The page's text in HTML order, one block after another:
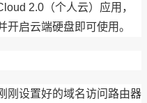
2.0（个人云）应用，
启云端硬盘即可使用。
刚设置好的域名访问路由器